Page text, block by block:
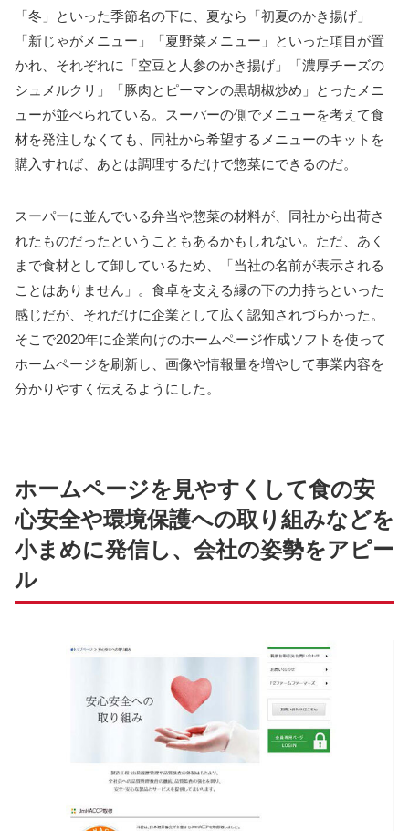
「冬」といった季節名の下に、夏なら「初夏のかき揚げ」
「新じゃがメニュー」「夏野菜メニュー」といった項目が置
かれ、それぞれに「空豆と人参のかき揚げ」「濃厚チーズの
シュメルクリ」「豚肉とピーマンの黒胡椒炒め」とったメニ
ューが並べられている。スーパーの側でメニューを考えて食
材を発注しなくても、同社から希望するメニューのキットを
購入すれば、あとは調理するだけで惣菜にできるのだ。
スーパーに並んでいる弁当や惣菜の材料が、同社から出荷さ
れたものだったということもあるかもしれない。ただ、あく
まで食材として卸しているため、「当社の名前が表示される
ことはありません」。食卓を支える縁の下の力持ちといった
感じだが、それだけに企業として広く認知されづらかった。
そこで2020年に企業向けのホームページ作成ソフトを使って
ホームページを刷新し、画像や情報量を増やして事業内容を
分かりやすく伝えるようにした。
ホームページを見やすくして食の安
心安全や環境保護への取り組みなどを
小まめに発信し、会社の姿勢をアピー
ル